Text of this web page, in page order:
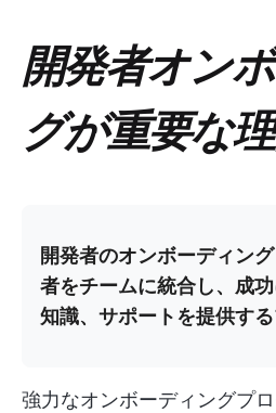
開発者オン
グが重要な
開発者のオンボーディン
者をチームに統合し、成功
知識、サポートを提供する
強力なオンボーディングプ